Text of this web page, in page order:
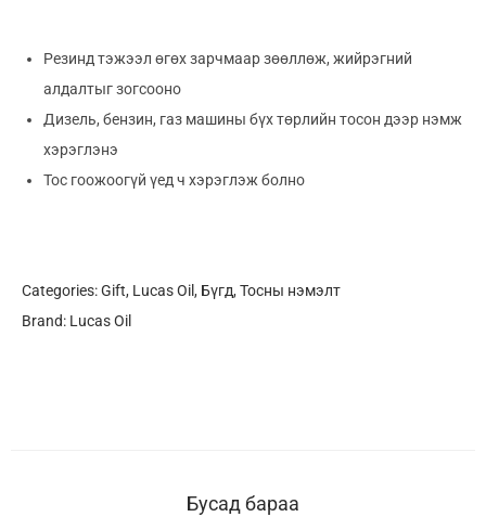
Резинд тэжээл өгөх зарчмаар зөөллөж, жийрэгний
алдалтыг зогсооно
Дизель, бензин, газ машины бүх төрлийн тосон дээр нэмж
хэрэглэнэ
Тос гоожоогүй үед ч хэрэглэж болно
Categories:Gift, Lucas Oil, Бүгд, Тосны нэмэлт
Brand: Lucas Oil
Бусад бараа